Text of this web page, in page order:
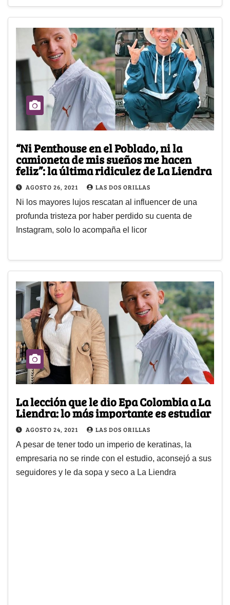
“Ni Penthouse en el Poblado, ni la
camioneta de mis sueños me hacen
feliz”: la última ridiculez de La Liendra
AGOSTO 26, 2021 LAS DOS ORILLAS
Ni los mayores lujos rescatan al influencer de una
profunda tristeza por haber perdido su cuenta de
Instagram, solo lo acompaña el licor
La lección que le dio Epa Colombia a La
Liendra: lo más importante es estudiar
AGOSTO 24, 2021 LAS DOS ORILLAS
A pesar de tener todo un imperio de keratinas, la
empresaria no se rinde con el estudio, aconsejó a sus
seguidores y le da sopa y seco a La Liendra